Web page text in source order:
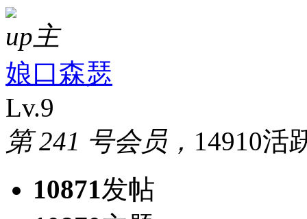
up主
娘口森瑟
Lv.9
第 241 号会员， 14910活
10871发帖